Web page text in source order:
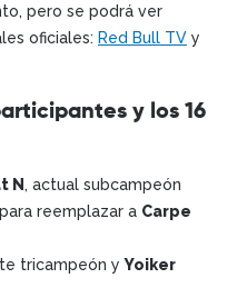
pero se podrá ver
oficiales: Red Bull TV y
y los 16
N, actual subcampeón
reemplazar a Carpe
tricampeón yYoiker